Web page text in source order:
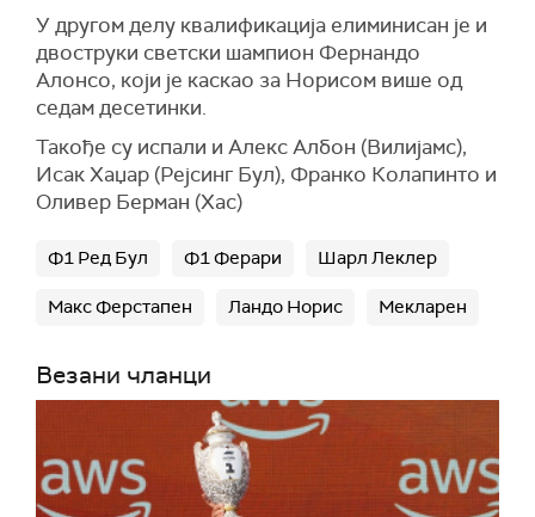
У другом делу квалификација елиминисан је и
двоструки светски шампион Фернандо
Алонсо, који је каскао за Норисом више од
седам десетинки.
Такође су испали и Алекс Албон (Вилијамс),
Исак Хаџар (Рејсинг Бул), Франко Колапинто и
Оливер Берман (Хас)
Ф1 Ред Бул Ф1 Ферари Шарл Леклер
Макс Ферстапен Ландо Норис Мекларен
Везани чланци